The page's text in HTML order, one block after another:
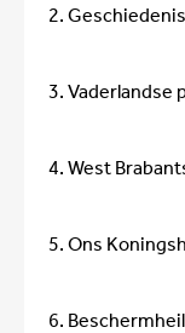
2.
3. Vaderlandse
4. West
5. Ons
6.